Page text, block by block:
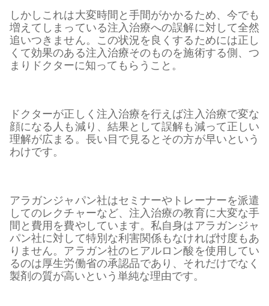
しかしこれは大変時間と手間がかかるため、今でも
増えてしまっている注入治療への誤解に対して全然
追いつきません。この状況を良くするためには正し
くて効果のある注入治療そのものを施術する側、つ
まりドクターに知ってもらうこと。
ドクターが正しく注入治療を行えば注入治療で変な
顔になる人も減り、結果として誤解も減って正しい
理解が広まる。長い目で見るとその方が早いという
わけです。
アラガンジャパン社はセミナーやトレーナーを派遣
してのレクチャーなど、注入治療の教育に大変な手
間と費用を費やしています。私自身はアラガンジャ
パン社に対して特別な利害関係もなければ忖度もあ
りません。アラガン社のヒアルロン酸を使用してい
るのは厚生労働省の承認品であり、それだけでなく
製剤の質が高いという単純な理由です。